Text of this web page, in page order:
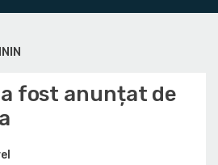
fost anunțat de